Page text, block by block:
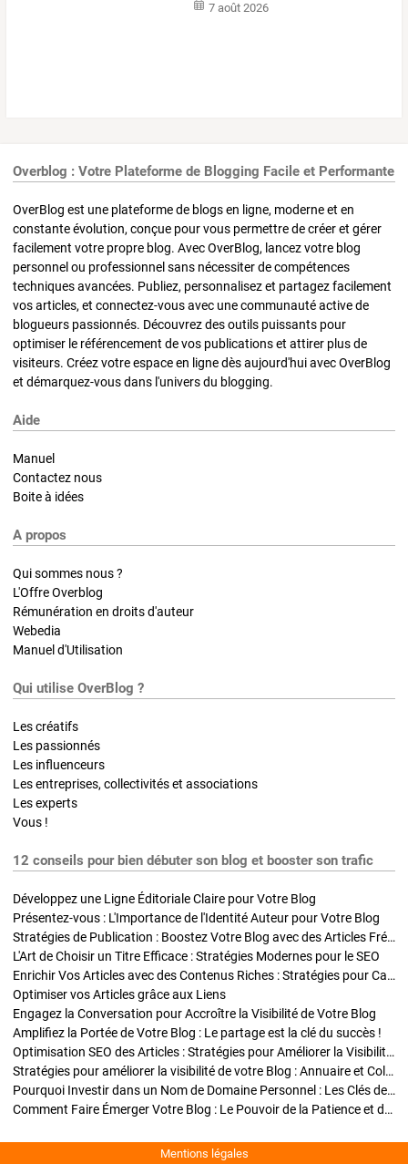
7 août 2026
Overblog : Votre Plateforme de Blogging Facile et Performante
OverBlog est une plateforme de blogs en ligne, moderne et en
constante évolution, conçue pour vous permettre de créer et gérer
facilement votre propre blog. Avec OverBlog, lancez votre blog
personnel ou professionnel sans nécessiter de compétences
techniques avancées. Publiez, personnalisez et partagez facilement
vos articles, et connectez-vous avec une communauté active de
blogueurs passionnés. Découvrez des outils puissants pour
optimiser le référencement de vos publications et attirer plus de
visiteurs. Créez votre espace en ligne dès aujourd'hui avec OverBlog
et démarquez-vous dans l'univers du blogging.
Aide
Manuel
Contactez nous
Boite à idées
A propos
Qui sommes nous ?
L'Offre Overblog
Rémunération en droits d'auteur
Webedia
Manuel d'Utilisation
Qui utilise OverBlog ?
Les créatifs
Les passionnés
Les influenceurs
Les entreprises, collectivités et associations
Les experts
Vous !
12 conseils pour bien débuter son blog et booster son trafic
Développez une Ligne Éditoriale Claire pour Votre Blog
Présentez-vous : L'Importance de l'Identité Auteur pour Votre Blog
Stratégies de Publication : Boostez Votre Blog avec des Articles Fréquents et Exclusifs
L'Art de Choisir un Titre Efficace : Stratégies Modernes pour le SEO
Enrichir Vos Articles avec des Contenus Riches : Stratégies pour Captiver et Optimiser
Optimiser vos Articles grâce aux Liens
Engagez la Conversation pour Accroître la Visibilité de Votre Blog
Amplifiez la Portée de Votre Blog : Le partage est la clé du succès !
Optimisation SEO des Articles : Stratégies pour Améliorer la Visibilité de Votre Blog
Stratégies pour améliorer la visibilité de votre Blog : Annuaire et Collaborations
Pourquoi Investir dans un Nom de Domaine Personnel : Les Clés de la Réussite de Votre Blog
Comment Faire Émerger Votre Blog : Le Pouvoir de la Patience et de la Persévérance
Mentions légales